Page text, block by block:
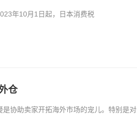
年10月1日起，日本消费税
仓
协助卖家开拓海外市场的宠儿。特别是